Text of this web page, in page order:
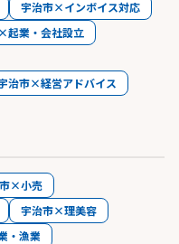
宇治市×インボイス対応
起業・会社設立
治市×経営アドバイス
×小売
宇治市×理美容
・漁業